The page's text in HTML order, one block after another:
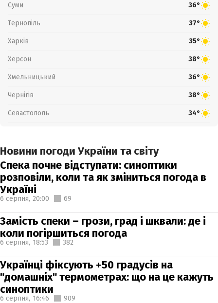
Суми 36°
Тернопіль 37°
Харків 35°
Херсон 38°
Хмельницький 36°
Чернігів 38°
Севастополь 34°
Новини погоди України та світу
Спека почне відступати: синоптики
розповіли, коли та як зміниться погода в
Україні
6 серпня, 20:00 69
Замість спеки – грози, град і шквали: де і
коли погіршиться погода
6 серпня, 18:53 382
Українці фіксують +50 градусів на
"домашніх" термометрах: що на це кажуть
синоптики
6 серпня, 16:46 909